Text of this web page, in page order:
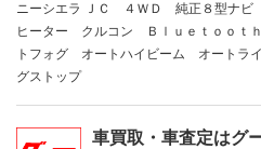
ニーシエラ ＪＣ ４ＷＤ 純正８型ナ
ヒーター クルコン Ｂｌｕｅｔｏｏ
トフォグ オートハイビーム オートラ
グストップ
車買取・車査定はグ